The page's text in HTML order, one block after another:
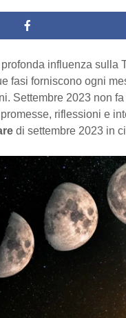
influenza sulla
fasi forniscono ogni
Settembre 2023 non
riflessioni e
di settembre 2023 in